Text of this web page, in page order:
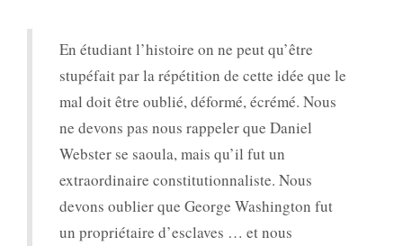
En étudiant l’histoire on ne peut qu’être
stupéfait par la répétition de cette idée que le
mal doit être oublié, déformé, écrémé. Nous
ne devons pas nous rappeler que Daniel
Webster se saoula, mais qu’il fut un
extraordinaire constitutionnaliste. Nous
devons oublier que George Washington fut
un propriétaire d’esclaves … et nous